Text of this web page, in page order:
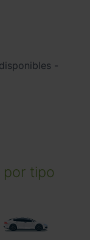
-
por tipo